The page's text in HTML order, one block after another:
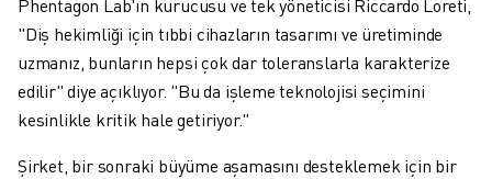
Phentagon Lab'ın kurucusu ve tek yöneticisi Riccardo Loreti,
"Diş hekimliği için tıbbi cihazların tasarımı ve üretiminde
uzmanız, bunların hepsi çok dar toleranslarla karakterize
edilir" diye açıklıyor. "Bu da işleme teknolojisi seçimini
kesinlikle kritik hale getiriyor."
Şirket, bir sonraki büyüme aşamasını desteklemek için bir